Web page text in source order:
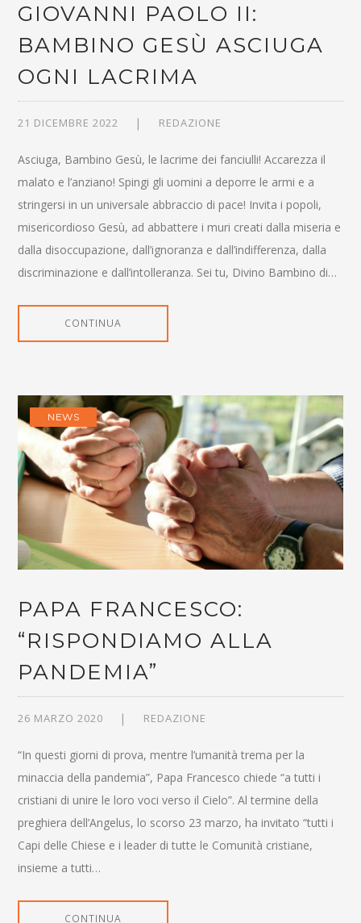
GIOVANNI PAOLO II:
BAMBINO GESÙ ASCIUGA
OGNI LACRIMA
21 DICEMBRE 2022 REDAZIONE
Asciuga, Bambino Gesù, le lacrime dei fanciulli! Accarezza il
malato e l’anziano! Spingi gli uomini a deporre le armi e a
stringersi in un universale abbraccio di pace! Invita i popoli,
misericordioso Gesù, ad abbattere i muri creati dalla miseria e
dalla disoccupazione, dall’ignoranza e dall’indifferenza, dalla
discriminazione e dall’intolleranza. Sei tu, Divino Bambino di…
CONTINUA
NEWS
PAPA FRANCESCO:
“RISPONDIAMO ALLA
PANDEMIA”
26 MARZO 2020 REDAZIONE
“In questi giorni di prova, mentre l’umanità trema per la
minaccia della pandemia”, Papa Francesco chiede “a tutti i
cristiani di unire le loro voci verso il Cielo”. Al termine della
preghiera dell’Angelus, lo scorso 23 marzo, ha invitato “tutti i
Capi delle Chiese e i leader di tutte le Comunità cristiane,
insieme a tutti…
CONTINUA